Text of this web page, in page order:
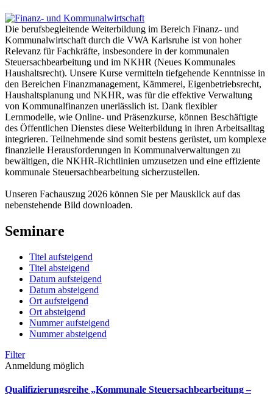
Die berufsbegleitende Weiterbildung im Bereich Finanz- und
Kommunalwirtschaft durch die VWA Karlsruhe ist von hoher
Relevanz für Fachkräfte, insbesondere in der kommunalen
Steuersachbearbeitung und im NKHR (Neues Kommunales
Haushaltsrecht). Unsere Kurse vermitteln tiefgehende Kenntnisse in
den Bereichen Finanzmanagement, Kämmerei, Eigenbetriebsrecht,
Haushaltsplanung und NKHR, was für die effektive Verwaltung
von Kommunalfinanzen unerlässlich ist. Dank flexibler
Lernmodelle, wie Online- und Präsenzkurse, können Beschäftigte
des Öffentlichen Dienstes diese Weiterbildung in ihren Arbeitsalltag
integrieren. Teilnehmende sind somit bestens gerüstet, um komplexe
finanzielle Herausforderungen in Kommunalverwaltungen zu
bewältigen, die NKHR-Richtlinien umzusetzen und eine effiziente
kommunale Steuersachbearbeitung sicherzustellen.
Unseren Fachauszug 2026 können Sie per Mausklick auf das
nebenstehende Bild downloaden.
Seminare
Titel aufsteigend
Titel absteigend
Datum aufsteigend
Datum absteigend
Ort aufsteigend
Ort absteigend
Nummer aufsteigend
Nummer absteigend
Filter
Anmeldung möglich
Qualifizierungsreihe „Kommunale Steuersachbearbeitung –